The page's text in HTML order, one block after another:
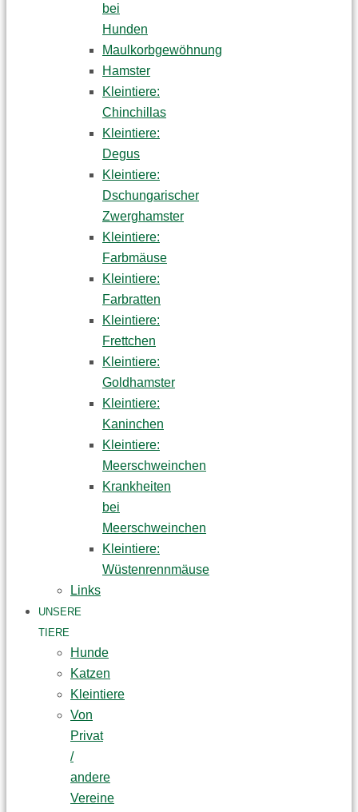
bei
Hunden
Maulkorbgewöhnung
Hamster
Kleintiere:
Chinchillas
Kleintiere:
Degus
Kleintiere:
Dschungarischer
Zwerghamster
Kleintiere:
Farbmäuse
Kleintiere:
Farbratten
Kleintiere:
Frettchen
Kleintiere:
Goldhamster
Kleintiere:
Kaninchen
Kleintiere:
Meerschweinchen
Krankheiten
bei
Meerschweinchen
Kleintiere:
Wüstenrennmäuse
Links
UNSERE
TIERE
Hunde
Katzen
Kleintiere
Von
Privat
/
andere
Vereine